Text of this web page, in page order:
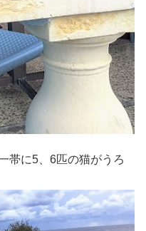
帯に5、6匹の猫がうろ